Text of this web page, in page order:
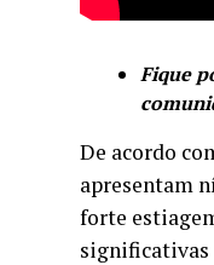
Fique
De acordo
apresentam
forte
significativas